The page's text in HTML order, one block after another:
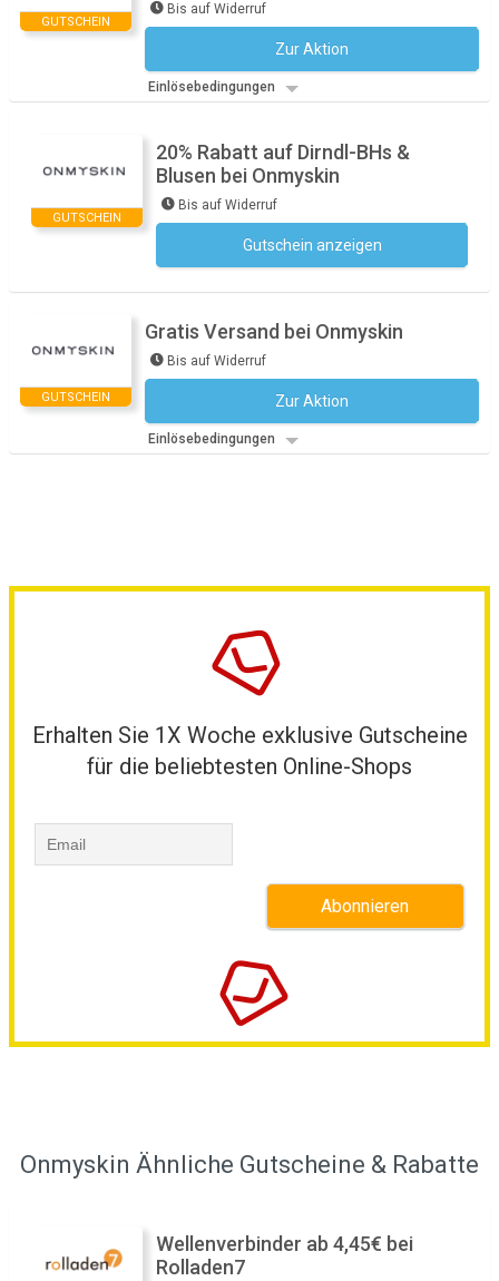
GUTSCHEIN
Bis auf Widerruf
Zur Aktion
Einlösebedingungen
GUTSCHEIN
20% Rabatt auf Dirndl-BHs &
Blusen bei Onmyskin
Bis auf Widerruf
Gutschein anzeigen
GUTSCHEIN
Gratis Versand bei Onmyskin
Bis auf Widerruf
Zur Aktion
Einlösebedingungen
Erhalten Sie 1X Woche exklusive Gutscheine
für die beliebtesten Online-Shops
Onmyskin Ähnliche Gutscheine & Rabatte
Wellenverbinder ab 4,45€ bei
Rolladen7